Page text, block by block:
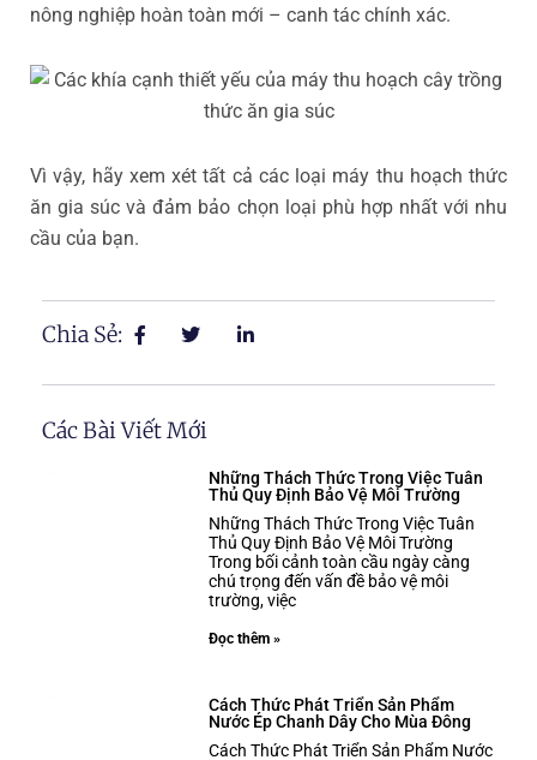
nông nghiệp hoàn toàn mới – canh tác chính xác.
Vì vậy, hãy xem xét tất cả các loại máy thu hoạch thức
ăn gia súc và đảm bảo chọn loại phù hợp nhất với nhu
cầu của bạn.
Chia Sẻ:
Các Bài Viết Mới
Những Thách Thức Trong Việc Tuân
Thủ Quy Định Bảo Vệ Môi Trường
Những Thách Thức Trong Việc Tuân
Thủ Quy Định Bảo Vệ Môi Trường
Trong bối cảnh toàn cầu ngày càng
chú trọng đến vấn đề bảo vệ môi
trường, việc
Đọc thêm »
Cách Thức Phát Triển Sản Phẩm
Nước Ép Chanh Dây Cho Mùa Đông
Cách Thức Phát Triển Sản Phẩm Nước